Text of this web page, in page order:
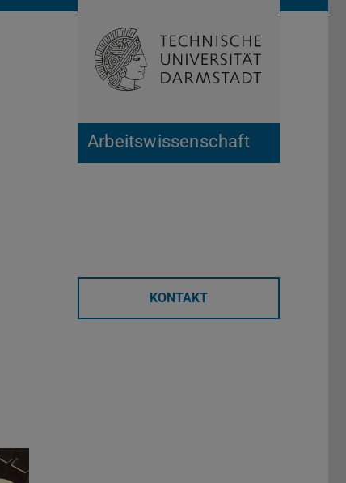
Arbeitswissenschaft
Suche öffnen
KONTAKT